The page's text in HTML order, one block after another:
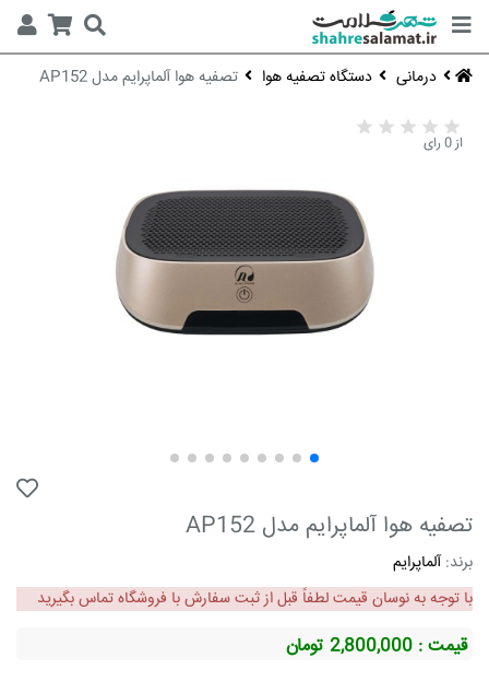
درمانی دستگاه تصفیه هوا تصفیه هوا آلماپرایم مدل AP152
از 0 رای
تصفیه هوا آلماپرایم مدل AP152
برند:آلماپرایم
با توجه به نوسان قیمت لطفاً قبل از ثبت سفارش با فروشگاه تماس بگیرید
قیمت : 2,800,000 تومان